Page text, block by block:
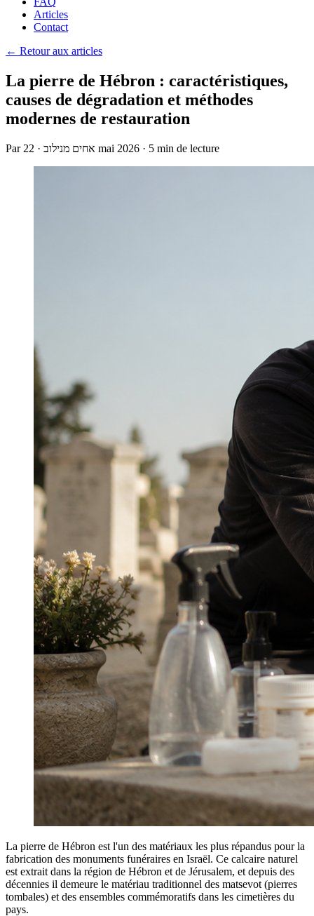
Articles
Contact
← Retour aux articles
La pierre de Hébron : caractéristiques,
causes de dégradation et méthodes
modernes de restauration
Par אחים מנילוב · 22 mai 2026 · 5 min de lecture
La pierre de Hébron est l'un des matériaux les plus répandus pour la
fabrication des monuments funéraires en Israël. Ce calcaire naturel
est extrait dans la région de Hébron et de Jérusalem, et depuis des
décennies il demeure le matériau traditionnel des matsevot (pierres
tombales) et des ensembles commémoratifs dans les cimetières du
pays.